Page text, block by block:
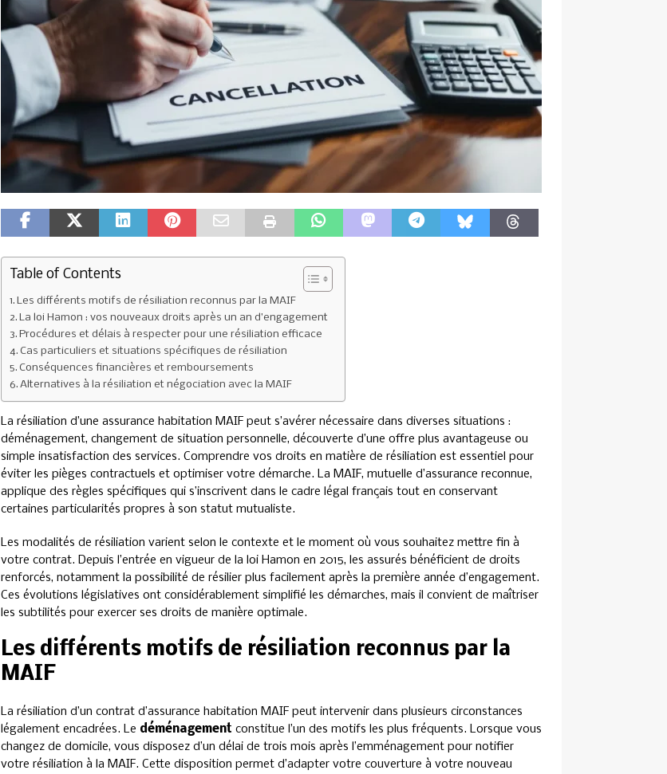
Table of Contents
Les différents motifs de résiliation reconnus par la MAIF
La loi Hamon : vos nouveaux droits après un an d’engagement
Procédures et délais à respecter pour une résiliation efficace
Cas particuliers et situations spécifiques de résiliation
Conséquences financières et remboursements
Alternatives à la résiliation et négociation avec la MAIF
La résiliation d’une assurance habitation MAIF peut s’avérer nécessaire dans diverses situations :
déménagement, changement de situation personnelle, découverte d’une offre plus avantageuse ou
simple insatisfaction des services. Comprendre vos droits en matière de résiliation est essentiel pour
éviter les pièges contractuels et optimiser votre démarche. La MAIF, mutuelle d’assurance reconnue,
applique des règles spécifiques qui s’inscrivent dans le cadre légal français tout en conservant
certaines particularités propres à son statut mutualiste.
Les modalités de résiliation varient selon le contexte et le moment où vous souhaitez mettre fin à
votre contrat. Depuis l’entrée en vigueur de la loi Hamon en 2015, les assurés bénéficient de droits
renforcés, notamment la possibilité de résilier plus facilement après la première année d’engagement.
Ces évolutions législatives ont considérablement simplifié les démarches, mais il convient de maîtriser
les subtilités pour exercer ses droits de manière optimale.
Les différents motifs de résiliation reconnus par la
MAIF
La résiliation d’un contrat d’assurance habitation MAIF peut intervenir dans plusieurs circonstances
légalement encadrées. Le déménagement constitue l’un des motifs les plus fréquents. Lorsque vous
changez de domicile, vous disposez d’un délai de trois mois après l’emménagement pour notifier
votre résiliation à la MAIF. Cette disposition permet d’adapter votre couverture à votre nouveau